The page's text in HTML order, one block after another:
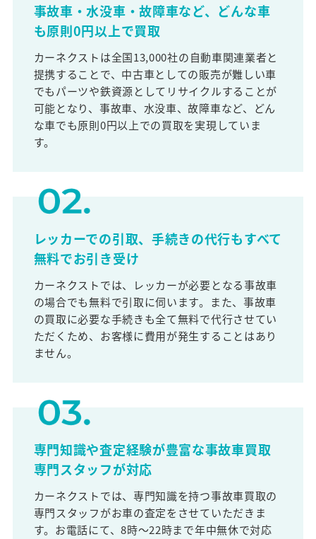
事故車・水没車・故障車など、どんな車
も原則0円以上で買取
カーネクストは全国13,000社の自動車関連業者と
提携することで、中古車としての販売が難しい車
でもパーツや鉄資源としてリサイクルすることが
可能となり、事故車、水没車、故障車など、どん
な車でも原則0円以上での買取を実現していま
す。
レッカーでの引取、手続きの代行もすべて
無料でお引き受け
カーネクストでは、レッカーが必要となる事故車
の場合でも無料で引取に伺います。また、事故車
の買取に必要な手続きも全て無料で代行させてい
ただくため、お客様に費用が発生することはあり
ません。
専門知識や査定経験が豊富な事故車買取
専門スタッフが対応
カーネクストでは、専門知識を持つ事故車買取の
専門スタッフがお車の査定をさせていただきま
す。お電話にて、8時～22時まで年中無休で対応